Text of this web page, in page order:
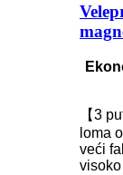
【3
loma
veći